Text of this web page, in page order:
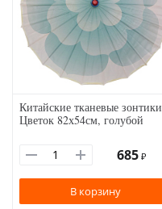
Китайские тканевые зонтики
Цветок 82х54см, голубой
685 ₽
В корзину